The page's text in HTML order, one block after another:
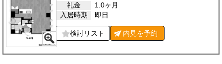
礼金
1.0ヶ月
入居時期
即日
検討リスト 内見を予約